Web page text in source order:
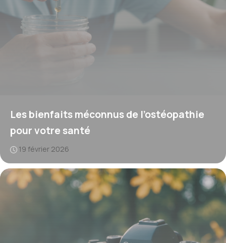
Les bienfaits méconnus de l’ostéopathie
pour votre santé
19 février 2026